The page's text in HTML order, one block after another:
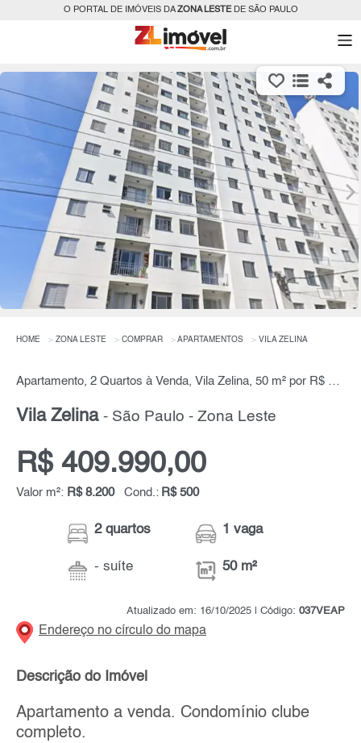
O PORTAL DE IMÓVEIS DAZONA LESTEDE SÃO PAULO
HOME ZONA LESTE COMPRAR APARTAMENTOS VILA ZELINA
Apartamento, 2 Quartos à Venda, Vila Zelina, 50 m² por R$ 409.990,00
Vila Zelina - São Paulo - Zona Leste
R$ 409.990,00
Valor m²: R$ 8.200 Cond.: R$ 500
2 quartos
- suíte
1 vaga
50 m²
Atualizado em: 16/10/2025 | Código: 037VEAP
Endereço no círculo do mapa
Descrição do Imóvel
Apartamento a venda. Condomínio clube
completo.